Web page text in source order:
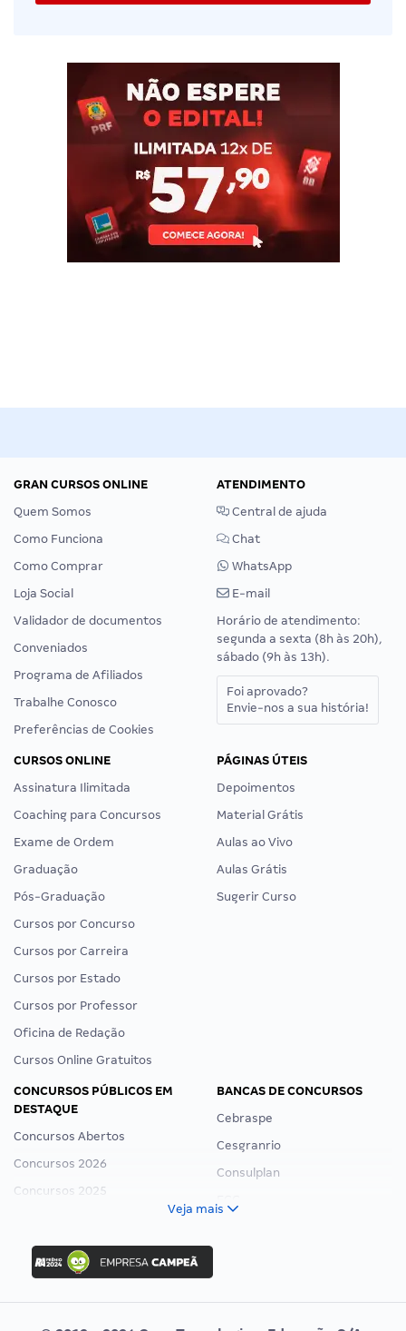
GRAN CURSOS ONLINE
Quem Somos
Como Funciona
Como Comprar
Loja Social
Validador de documentos
Conveniados
Programa de Afiliados
Trabalhe Conosco
Preferências de Cookies
ATENDIMENTO
Central de ajuda
Chat
WhatsApp
E-mail
Horário de atendimento:
segunda a sexta (8h às 20h),
sábado (9h às 13h).
Foi aprovado?
Envie-nos a sua história!
CURSOS ONLINE
Assinatura Ilimitada
Coaching para Concursos
Exame de Ordem
Graduação
Pós-Graduação
Cursos por Concurso
Cursos por Carreira
Cursos por Estado
Cursos por Professor
Oficina de Redação
Cursos Online Gratuitos
PÁGINAS ÚTEIS
Depoimentos
Material Grátis
Aulas ao Vivo
Aulas Grátis
Sugerir Curso
CONCURSOS PÚBLICOS EM
DESTAQUE
Concursos Abertos
Concursos 2026
Concursos 2025
Concurso Ibama
Concurso MPU
Editais publicados
BANCAS DE CONCURSOS
Cebraspe
Cesgranrio
Consulplan
Veja mais